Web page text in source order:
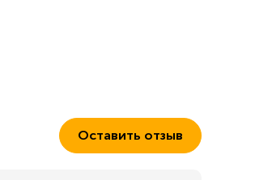
Оставить отзыв